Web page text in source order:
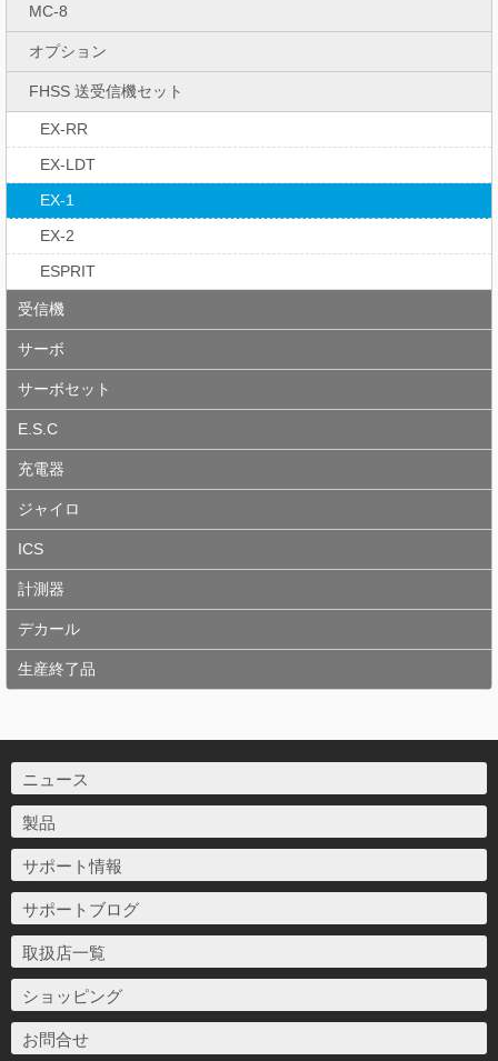
MC-8
オプション
FHSS 送受信機セット
EX-RR
EX-LDT
EX-1
EX-2
ESPRIT
受信機
サーボ
サーボセット
E.S.C
充電器
ジャイロ
ICS
計測器
デカール
生産終了品
ニュース
製品
サポート情報
サポートブログ
取扱店一覧
ショッピング
お問合せ